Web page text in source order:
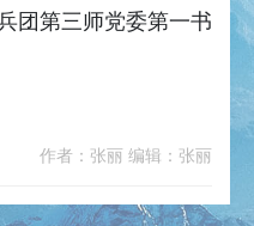
团第三师党委第一书
作者：张丽 编辑：张丽